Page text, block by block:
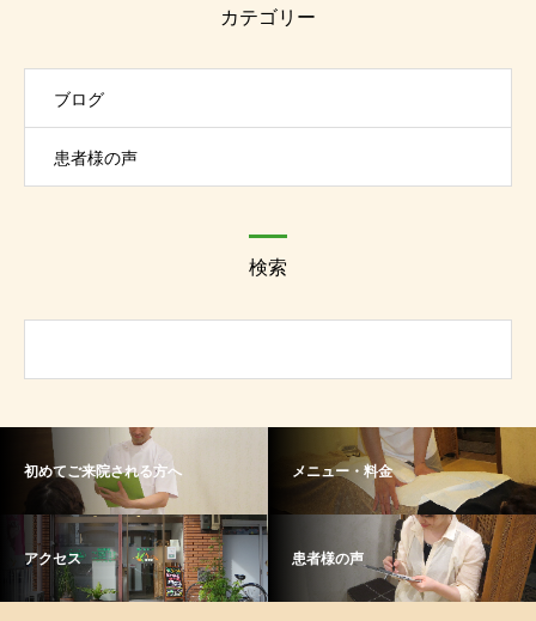
カテゴリー
ブログ
患者様の声
検索
初めてご来院される方へ メニュー・料金
アクセス 患者様の声